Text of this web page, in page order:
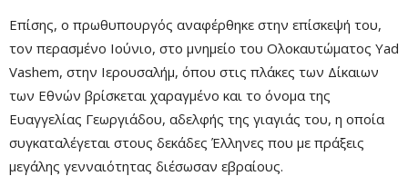
Επίσης, ο πρωθυπουργός αναφέρθηκε στην επίσκεψή του,
τον περασμένο Ιούνιο, στο μνημείο του Ολοκαυτώματος Yad
Vashem, στην Ιερουσαλήμ, όπου στις πλάκες των Δίκαιων
των Εθνών βρίσκεται χαραγμένο και το όνομα της
Ευαγγελίας Γεωργιάδου, αδελφής της γιαγιάς του, η οποία
συγκαταλέγεται στους δεκάδες Έλληνες που με πράξεις
μεγάλης γενναιότητας διέσωσαν εβραίους.